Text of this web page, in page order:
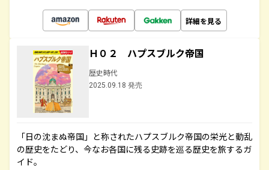
詳細を見る
Ｈ０２ ハプスブルク帝国
歴史時代
2025.09.18 発売
「日の沈まぬ帝国」と称されたハプスブルク帝国の栄光と動乱
の歴史をたどり、今なお各国に残る史跡を巡る歴史を旅するガ
イド。